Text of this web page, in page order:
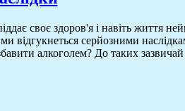
своє здоров'я і навіть життя
відгукнеться серйозними
алкоголем? До таких зазвичай